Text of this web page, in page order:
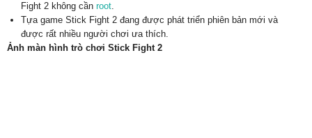
Fight 2 không cần root.
Tựa game Stick Fight 2 đang được phát triển phiên bản mới và
được rất nhiều người chơi ưa thích.
Ảnh màn hình trò chơi Stick Fight 2